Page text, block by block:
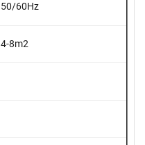
50/60Hz
4-8m2